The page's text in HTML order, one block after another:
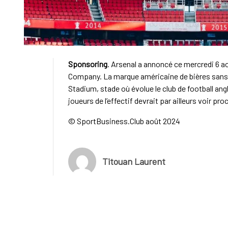
Sponsoring. Arsenal a annoncé ce mercredi 6
Company. La marque américaine de bières
Stadium, stade où évolue le club de football
joueurs de l’effectif devrait par ailleurs voir
© SportBusiness.Club août 2024
Titouan Laurent